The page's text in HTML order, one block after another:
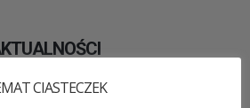
CIASTECZEK